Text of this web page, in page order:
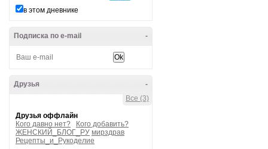
в этом дневнике
-
Подписка по e-mail
-
Друзья
Все (3)
Друзья оффлайн
Кого давно нет?
Кого добавить?
ЖЕНСКИЙ_БЛОГ_РУ мирздрав
Рецепты_и_Рукоделие